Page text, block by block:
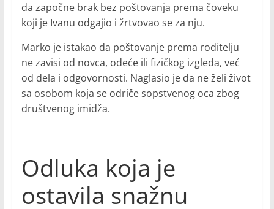
da započne brak bez poštovanja prema čoveku
koji je Ivanu odgajio i žrtvovao se za nju.
Marko je istakao da poštovanje prema roditelju
ne zavisi od novca, odeće ili fizičkog izgleda, već
od dela i odgovornosti. Naglasio je da ne želi život
sa osobom koja se odriče sopstvenog oca zbog
društvenog imidža.
Odluka koja je
ostavila snažnu